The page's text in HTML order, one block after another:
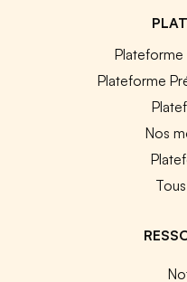
Plateforme
Nos